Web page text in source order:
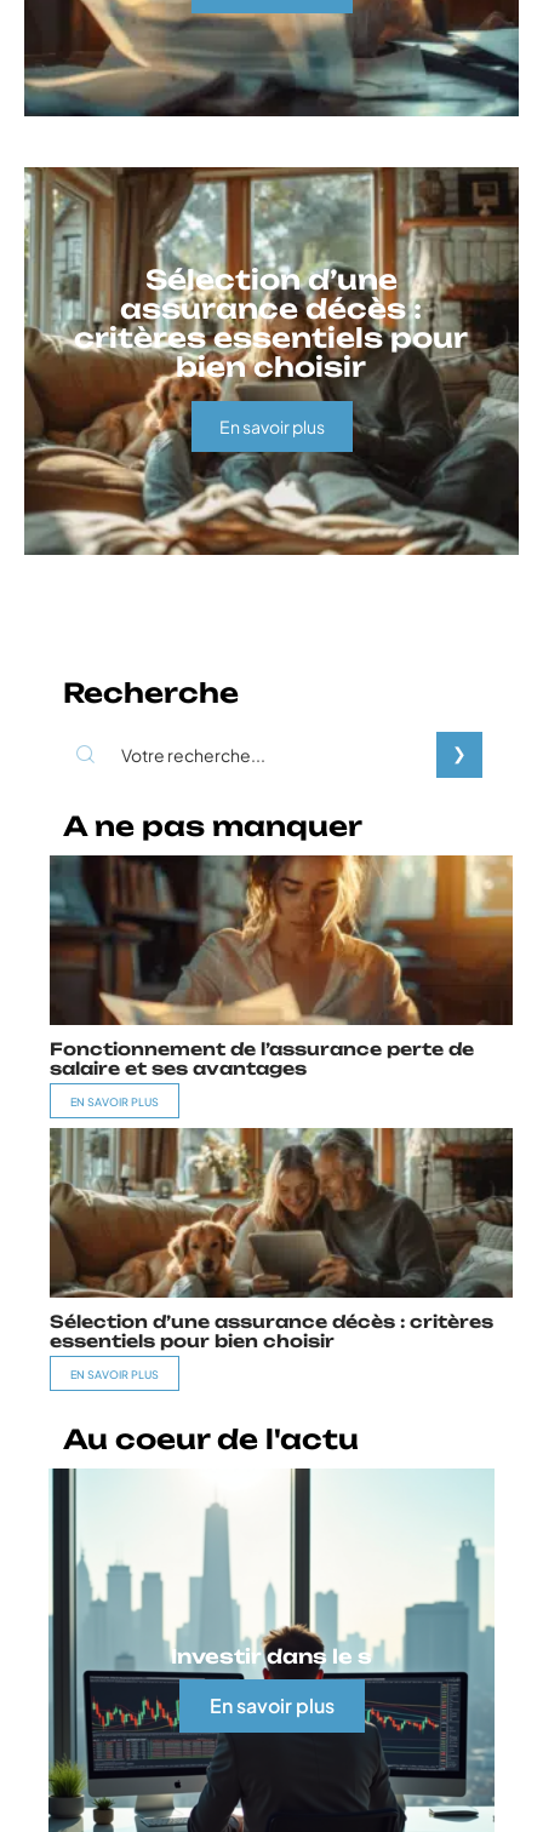
Sélection d’une
assurance décès :
critères essentiels pour
bien choisir
En savoir plus
Recherche
A ne pas manquer
Fonctionnement de l’assurance perte de
salaire et ses avantages
EN SAVOIR PLUS
Sélection d’une assurance décès : critères
essentiels pour bien choisir
EN SAVOIR PLUS
Au coeur de l'actu
Investir dans le s
En savoir plus